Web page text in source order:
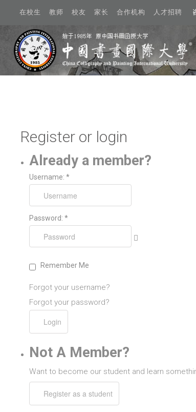
探索更多
Account
This is a sample module published to the
sidebar_bottom position, using the -sidebar module
class suffix. There is also a sidebar_top position
below the search.
在校生 教师 校友 家长 合作机构 人才招聘
Register or login
Already a member?
Username: *
Password: *
Remember Me
Forgot your username?
Forgot your password?
Not A Member?
Want to become our student and learn